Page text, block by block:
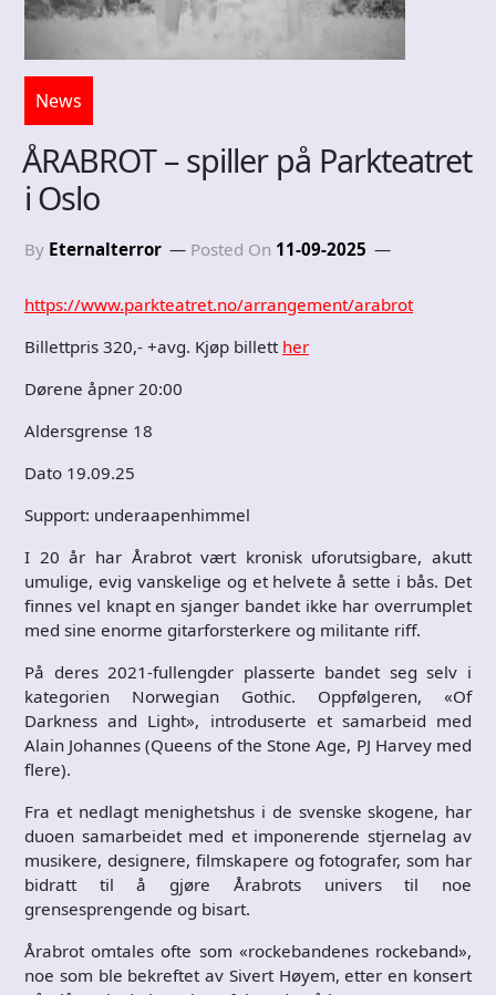
News
ÅRABROT – spiller på Parkteatret
i Oslo
By Eternalterror Posted On 11-09-2025
https://www.parkteatret.no/arrangement/arabrot
Billettpris 320,- +avg. Kjøp billett her
Dørene åpner 20:00
Aldersgrense 18
Dato 19.09.25
Support: underaapenhimmel
I 20 år har Årabrot vært kronisk uforutsigbare, akutt
umulige, evig vanskelige og et helvete å sette i bås. Det
finnes vel knapt en sjanger bandet ikke har overrumplet
med sine enorme gitarforsterkere og militante riff.
På deres 2021-fullengder plasserte bandet seg selv i
kategorien Norwegian Gothic. Oppfølgeren, «Of
Darkness and Light», introduserte et samarbeid med
Alain Johannes (Queens of the Stone Age, PJ Harvey med
flere).
Fra et nedlagt menighetshus i de svenske skogene, har
duoen samarbeidet med et imponerende stjernelag av
musikere, designere, filmskapere og fotografer, som har
bidratt til å gjøre Årabrots univers til noe
grensesprengende og bisart.
Årabrot omtales ofte som «rockebandenes rockeband»,
noe som ble bekreftet av Sivert Høyem, etter en konsert